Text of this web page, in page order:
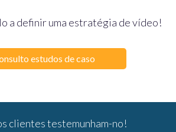
a definir uma estratégia de vídeo!
estudos de caso
clientes testemunham-no!